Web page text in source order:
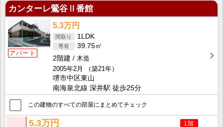
カンターレ鶯谷Ⅱ番館
アパート
5.3万円
1LDK
39.75㎡
2階建
木造
2005年2月
（築21年）
堺市中区東山
南海泉北線 深井駅 徒歩25分
この建物のすべての部屋にまとめてチェック
1階
5.3万円